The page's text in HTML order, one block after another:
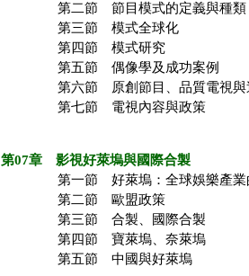
第二節 節目模式的定義與種類
第三節 模式全球化
第四節 模式研究
第五節 偶像學及成功案例
第六節 原創節目、品質電視與
第七節 電視內容與政策
第07章 影視好萊塢與國際合製
第一節 好萊塢：全球娛樂產業
第二節 歐盟政策
第三節 合製、國際合製
第四節 寶萊塢、奈萊塢
第五節 中國與好萊塢